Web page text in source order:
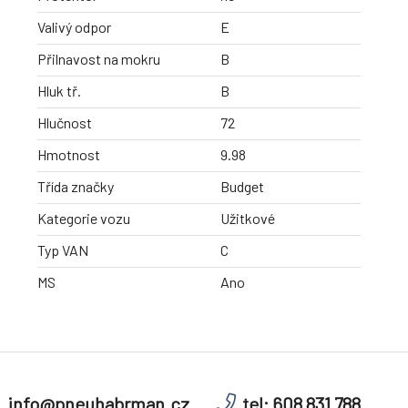
Valivý odpor
E
Přilnavost na mokru
B
Hluk tř.
B
Hlučnost
72
Hmotnost
9.98
Třída značky
Budget
Kategorie vozu
Užitkové
Typ VAN
C
MS
Ano